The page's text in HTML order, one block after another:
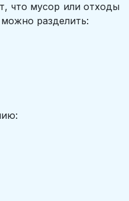
что мусор или отходы
разделить: